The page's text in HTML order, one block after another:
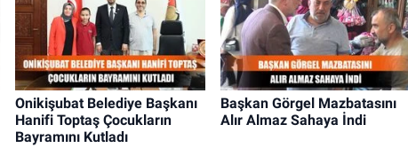
Onikişubat Belediye Başkanı
Hanifi Toptaş Çocukların
Bayramını Kutladı
Başkan Görgel Mazbatasını
Alır Almaz Sahaya İndi